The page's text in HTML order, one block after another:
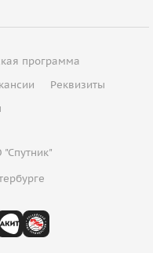
программа
Реквизиты